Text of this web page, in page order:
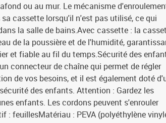
ou au mur. Le mécanisme
cassette lorsqu'il n'est pas utilisé, ce qui
la salle de bains.Avec cassette : la
de la poussière et de l'humidité,
et fiable au fil du temps.Sécurité des
connecteur de chaîne qui permet de régler
de vos besoins, et il est également doté
des enfants. Attention : Gardez les
enfants. Les cordons peuvent s'enrouler
: feuillesMatériau : PEVA (polyéthylène